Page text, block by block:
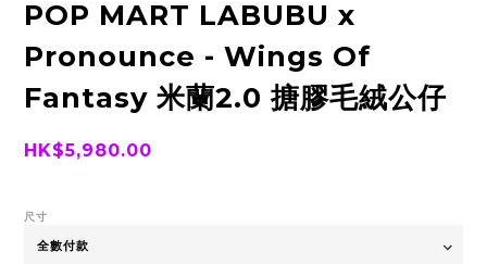
POP MART LABUBU x
Pronounce - Wings Of
Fantasy 米蘭2.0 搪膠毛絨公仔
HK$5,980.00
尺寸